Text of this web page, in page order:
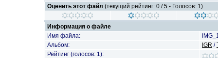
Оценить этот файл (текущий рейтинг: 0 / 5 - Голосов: 1)
Информация о файле
Имя файла:
Альбом:
IGR /
Рейтинг (голосов: 1):